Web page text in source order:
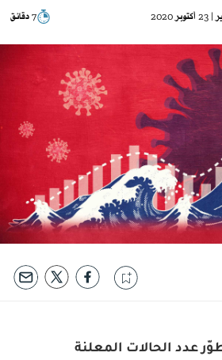
| 23 أكتوبر 2020 7 دقائق
عدد الحالات المعلنة